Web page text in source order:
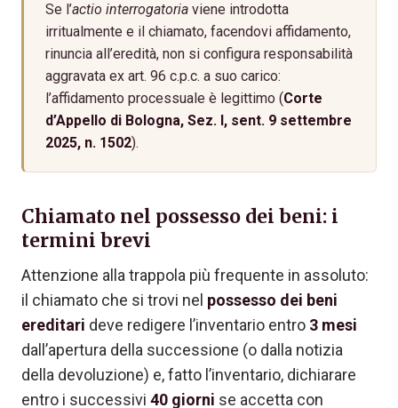
Se l’actio interrogatoria viene introdotta
irritualmente e il chiamato, facendovi affidamento,
rinuncia all’eredità, non si configura responsabilità
aggravata ex art. 96 c.p.c. a suo carico:
l’affidamento processuale è legittimo (Corte
d’Appello di Bologna, Sez. I, sent. 9 settembre
2025, n. 1502).
Chiamato nel possesso dei beni: i
termini brevi
Attenzione alla trappola più frequente in assoluto:
il chiamato che si trovi nel possesso dei beni
ereditari deve redigere l’inventario entro 3 mesi
dall’apertura della successione (o dalla notizia
della devoluzione) e, fatto l’inventario, dichiarare
entro i successivi 40 giorni se accetta con